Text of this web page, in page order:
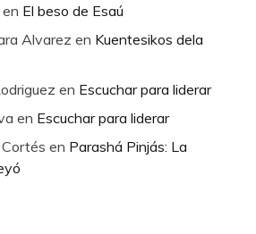
en El beso de Esaú
Alvarez en Kuentesikos dela
en Escuchar para liderar
en Escuchar para liderar
en Parashá Pinjás: La